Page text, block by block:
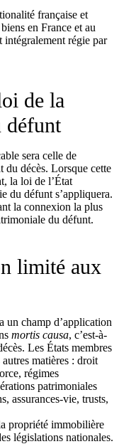
française et
en France et au
intégralement régie par
de la
défunt
sera celle de
du décès. Lorsque cette
la loi de l’État
du défunt s’appliquera.
la connexion la plus
du défunt.
limité aux
un champ d’application
mortis causa, c’est-à-
Les États membres
matières : droit
régimes
patrimoniales
assurances-vie, trusts,
propriété immobilière
législations nationales.